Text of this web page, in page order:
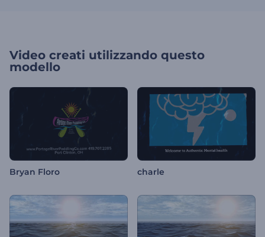
Video creati utilizzando questo
modello
Bryan Floro charle